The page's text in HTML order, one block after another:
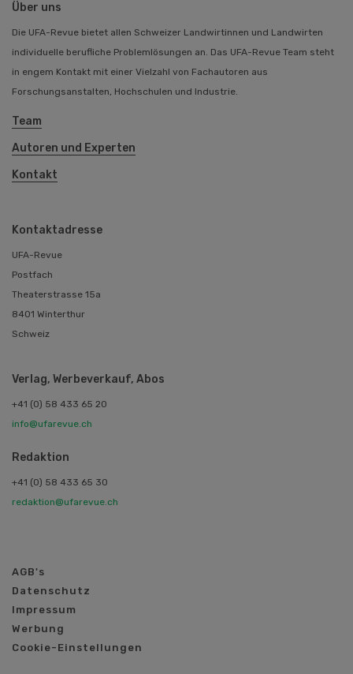
Über uns
Die UFA-Revue bietet allen Schweizer Landwirtinnen und Landwirten
individuelle berufliche Problemlösungen an. Das UFA-Revue Team steht
in engem Kontakt mit einer Vielzahl von Fachautoren aus
Forschungsanstalten, Hochschulen und Industrie.
Team
Autoren und Experten
Kontakt
Kontaktadresse
UFA-Revue
Postfach
Theaterstrasse 15a
8401 Winterthur
Schweiz
Verlag, Werbeverkauf, Abos
+41 (0) 58 433 65 20
info@ufarevue.ch
Redaktion
+41 (0) 58 433 65 30
redaktion@ufarevue.ch
AGB's
Datenschutz
Impressum
Werbung
Cookie-Einstellungen